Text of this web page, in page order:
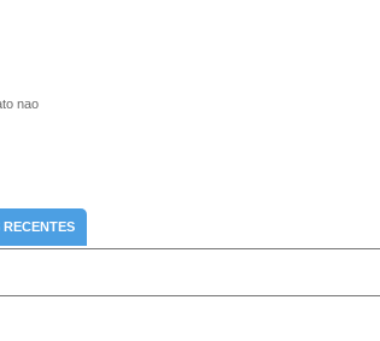
nao
RECENTES